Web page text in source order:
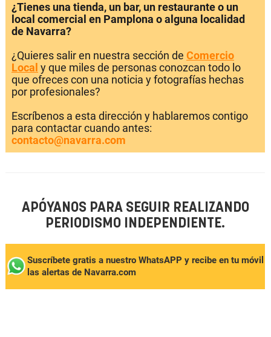
¿Tienes una tienda, un bar, un restaurante o un
local comercial en Pamplona o alguna localidad
de Navarra?
¿Quieres salir en nuestra sección de Comercio
Local y que miles de personas conozcan todo lo
que ofreces con una noticia y fotografías hechas
por profesionales?
Escríbenos a esta dirección y hablaremos contigo
para contactar cuando antes:
contacto@navarra.com
APÓYANOS PARA SEGUIR REALIZANDO
PERIODISMO INDEPENDIENTE.
Suscríbete gratis a nuestro WhatsAPP y recibe en tu móvil
las alertas de Navarra.com